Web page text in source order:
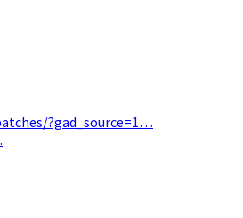
?gad_source=1…